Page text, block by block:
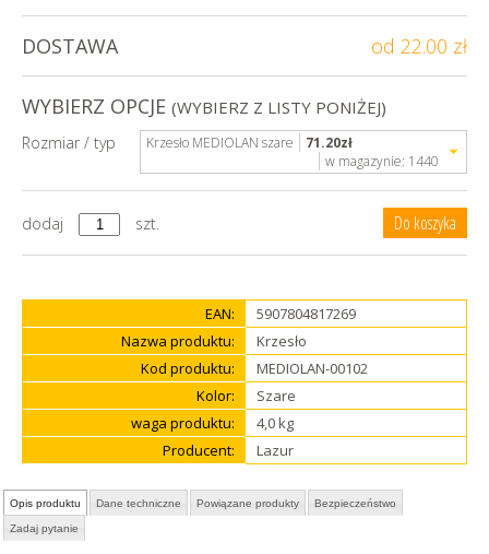
DOSTAWA od 22.00 zł
WYBIERZ OPCJE (WYBIERZ Z LISTY PONIŻEJ)
Rozmiar / typ Krzesło MEDIOLAN szare 71.20zł
w magazynie: 1440
dodaj szt.
EAN:
5907804817269
Nazwa produktu:
Krzesło
Kod produktu:
MEDIOLAN-00102
Kolor:
Szare
waga produktu:
4,0 kg
Producent:
Lazur
Opis produktu Dane techniczne Powiązane produkty Bezpieczeństwo
Zadaj pytanie